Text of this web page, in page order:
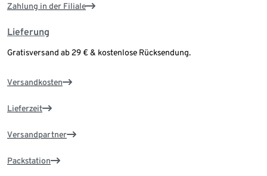
Zahlung in der Filiale
Lieferung
Gratisversand ab 29 € & kostenlose Rücksendung.
Versandkosten
Lieferzeit
Versandpartner
Packstation